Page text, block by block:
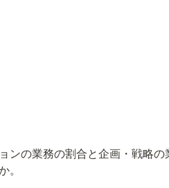
ンの業務の割合と企画・戦略